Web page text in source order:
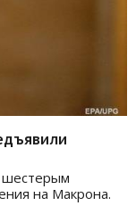
шестерым
на Макрона.